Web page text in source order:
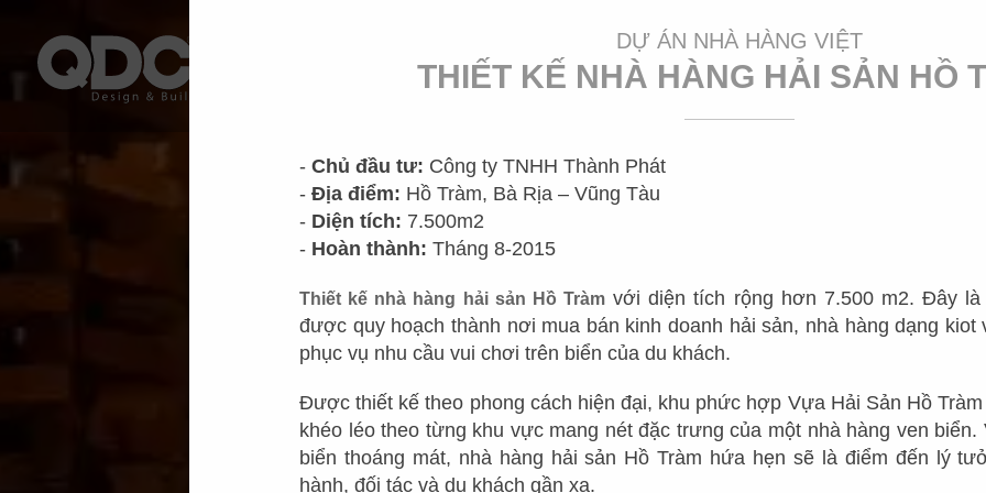
DỰ ÁN NHÀ HÀNG VIỆT
THIẾT KẾ NHÀ HÀNG HẢI SẢN HỒ
- Chủ đầu tư: Công ty TNHH Thành Phát
- Địa điểm: Hồ Tràm, Bà Rịa – Vũng Tàu
- Diện tích: 7.500m2
- Hoàn thành: Tháng 8-2015
Thiết kế nhà hàng hải sản Hồ Tràm với diện tích rộng hơn 7.500 m2. Đây
được quy hoạch thành nơi mua bán kinh doanh hải sản, nhà hàng dạng kiot
phục vụ nhu cầu vui chơi trên biển của du khách.
Được thiết kế theo phong cách hiện đại, khu phức hợp Vựa Hải Sản Hồ
khéo léo theo từng khu vực mang nét đặc trưng của một nhà hàng ven
biển thoáng mát, nhà hàng hải sản Hồ Tràm hứa hẹn sẽ là điểm đến lý
hành, đối tác và du khách gần xa.
GIỚI THIỆU
DỊCH VỤ
QUY TRÌNH LÀM VIỆC
ĐỘI NGŨ SẢN XUẤT
DỰ ÁN
NHÀ HÀNG NHẬT
NHÀ HÀNG VIỆT
THIẾT KẾ NHÀ HÀNG HÀN
NHÀ HÀNG THÁI
NHÀ HÀNG SUSHI
THIẾT KẾ NHÀ HÀNG HẢI
SẢN
NHÀ HÀNG TIỆC CƯỚI
KHỐI
VỊ TRÍ